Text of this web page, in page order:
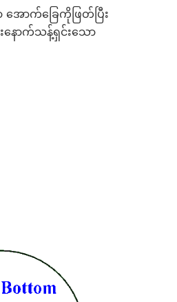
ာက်ခြေကိုဖြတ်ပြီး
ောက်သန့်ရှင်းသော